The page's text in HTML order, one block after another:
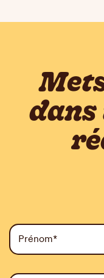
dans
Prénom*